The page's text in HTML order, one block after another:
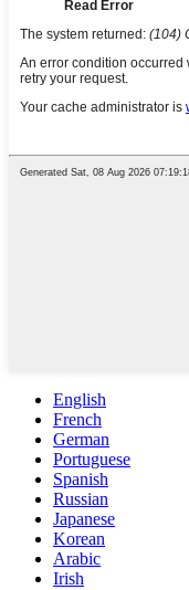
English
French
German
Portuguese
Spanish
Russian
Japanese
Korean
Arabic
Irish